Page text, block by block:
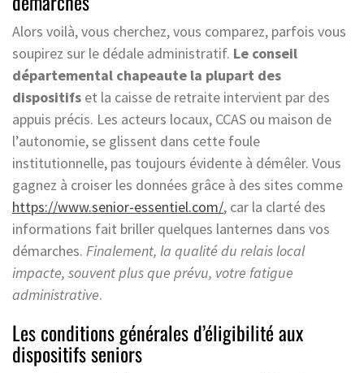
Alors voilà, vous cherchez, vous comparez, parfois vous
soupirez sur le dédale administratif. Le conseil
départemental chapeaute la plupart des
dispositifs et la caisse de retraite intervient par des
appuis précis. Les acteurs locaux, CCAS ou maison de
l’autonomie, se glissent dans cette foule
institutionnelle, pas toujours évidente à démêler. Vous
gagnez à croiser les données grâce à des sites comme
https://www.senior-essentiel.com/, car la clarté des
informations fait briller quelques lanternes dans vos
démarches. Finalement, la qualité du relais local
impacte, souvent plus que prévu, votre fatigue
administrative.
Les conditions générales d’éligibilité aux
dispositifs seniors